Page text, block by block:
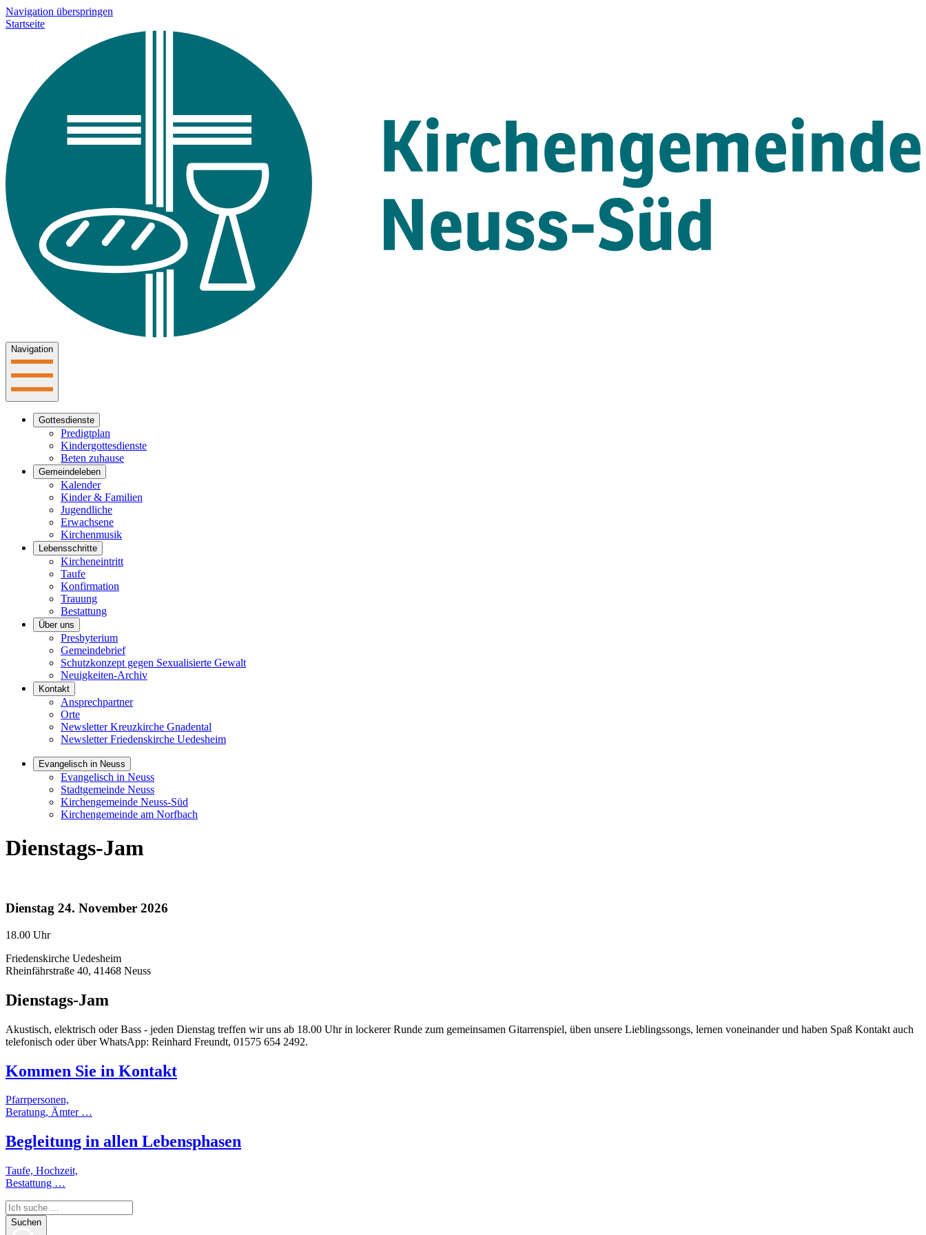
Navigation überspringen
Startseite
Navigation
Gottesdienste
Predigtplan
Kindergottesdienste
Beten zuhause
Gemeindeleben
Kalender
Kinder & Familien
Jugendliche
Erwachsene
Kirchenmusik
Lebensschritte
Kircheneintritt
Taufe
Konfirmation
Trauung
Bestattung
Über uns
Presbyterium
Gemeindebrief
Schutzkonzept gegen Sexualisierte Gewalt
Neuigkeiten-Archiv
Kontakt
Ansprechpartner
Orte
Newsletter Kreuzkirche Gnadental
Newsletter Friedenskirche Uedesheim
Evangelisch in Neuss
Evangelisch in Neuss
Stadtgemeinde Neuss
Kirchengemeinde Neuss-Süd
Kirchengemeinde am Norfbach
Dienstags-Jam
Dienstag 24. November 2026
18.00 Uhr
Friedenskirche Uedesheim
Rheinfährstraße 40, 41468 Neuss
Dienstags-Jam
Akustisch, elektrisch oder Bass - jeden Dienstag treffen wir uns ab 18.00 Uhr in lockerer Runde zum gemeinsamen Gitarrenspiel, üben unsere Lieblingssongs, lernen voneinander und haben Spaß Kontakt auch
telefonisch oder über WhatsApp: Reinhard Freundt, 01575 654 2492.
Kommen Sie in Kontakt
Pfarrpersonen,
Beratung, Ämter …
Begleitung in allen Lebensphasen
Taufe, Hochzeit,
Bestattung …
Suchen